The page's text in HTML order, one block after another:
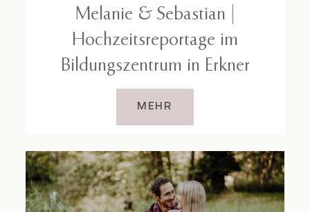
Melanie & Sebastian |
Hochzeitsreportage im
Bildungszentrum in Erkner
MEHR